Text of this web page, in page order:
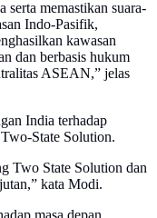
serta memastikan suara-
Indo-Pasifik,
kawasan
dan berbasis hukum
ASEAN,” jelas
India terhadap
State Solution.
Two State Solution dan
kata Modi.